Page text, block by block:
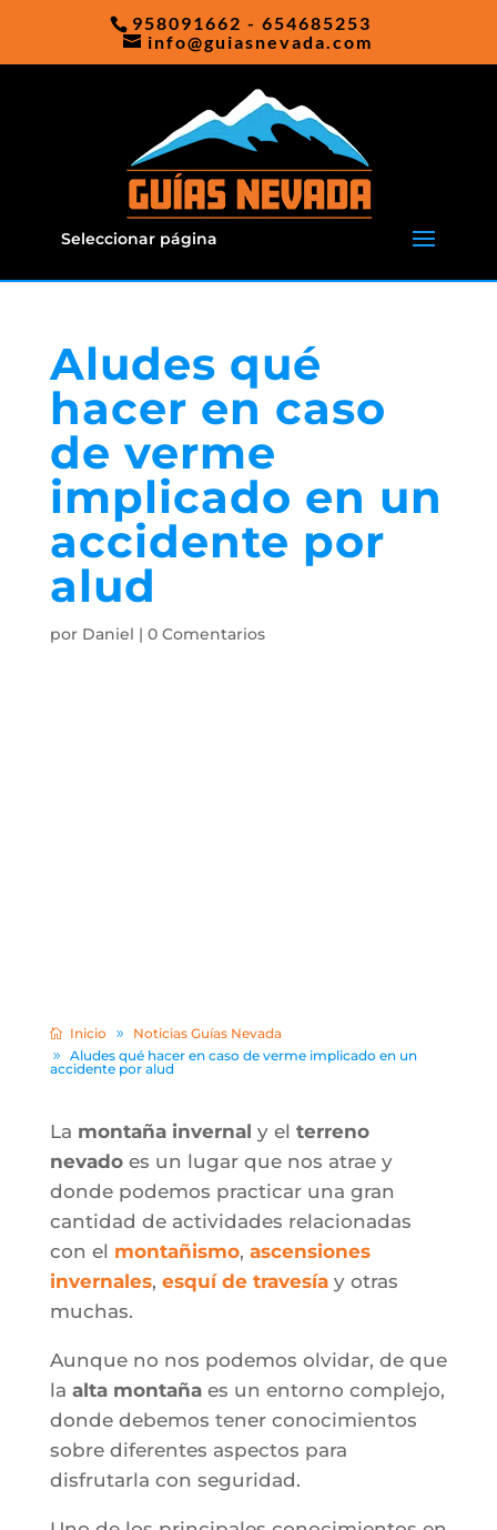
958091662 - 654685253
info@guiasnevada.com
Seleccionar página
Aludes qué
hacer en caso
de verme
implicado en un
accidente por
alud
por Daniel | 0 Comentarios
Inicio
Noticias Guías Nevada
Aludes qué hacer en caso de verme implicado en un
accidente por alud
La montaña invernal y el terreno
nevadoes un lugar que nos atrae y
donde podemos practicar una gran
cantidad de actividades relacionadas
con el montañismo, ascensiones
invernales, esquí de travesíay otras
muchas.
Aunque no nos podemos olvidar, de que
la alta montañaes un entorno complejo,
donde debemos tener conocimientos
sobre diferentes aspectos para
disfrutarla con seguridad.